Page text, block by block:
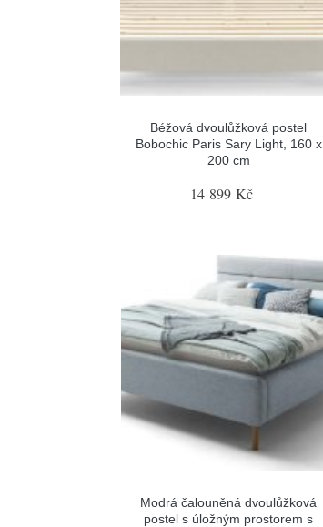
Béžová dvoulůžková postel
Bobochic Paris Sary Light, 160 x
200 cm
14 899 Kč
Modrá čalouněná dvoulůžková
postel s úložným prostorem s